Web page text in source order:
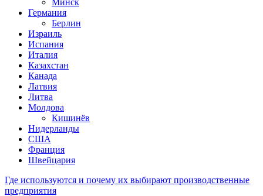
Минск
Германия
Берлин
Израиль
Испания
Италия
Казахстан
Канада
Латвия
Литва
Молдова
Кишинёв
Нидерланды
США
Франция
Швейцария
Где используются и почему их выбирают производственные
предприятия